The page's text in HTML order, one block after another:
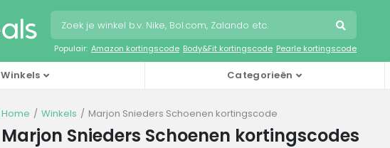
Populair: Amazon kortingscode Body&Fit kortingscode Pearle kortingscode
Winkels Categorieën
Home Winkels Marjon Snieders Schoenen kortingscode
Marjon Snieders Schoenen kortingscodes